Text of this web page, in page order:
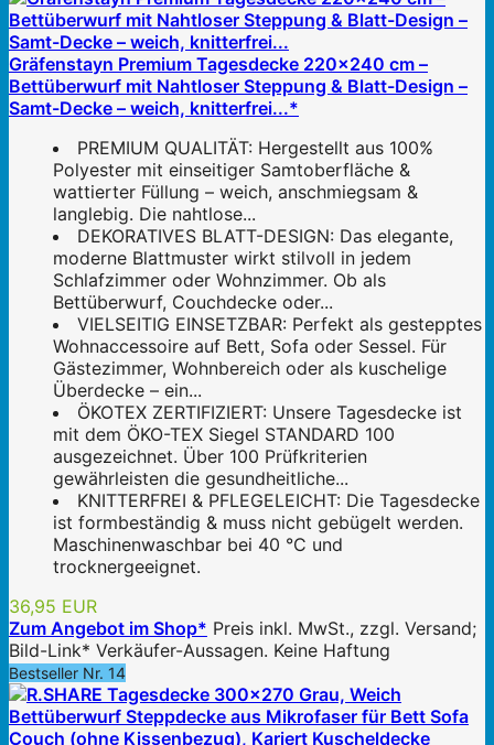
Gräfenstayn Premium Tagesdecke 220x240 cm –
Bettüberwurf mit Nahtloser Steppung & Blatt-Design –
Samt-Decke – weich, knitterfrei...*
PREMIUM QUALITÄT: Hergestellt aus 100%
Polyester mit einseitiger Samtoberfläche &
wattierter Füllung – weich, anschmiegsam &
langlebig. Die nahtlose...
DEKORATIVES BLATT-DESIGN: Das elegante,
moderne Blattmuster wirkt stilvoll in jedem
Schlafzimmer oder Wohnzimmer. Ob als
Bettüberwurf, Couchdecke oder...
VIELSEITIG EINSETZBAR: Perfekt als gestepptes
Wohnaccessoire auf Bett, Sofa oder Sessel. Für
Gästezimmer, Wohnbereich oder als kuschelige
Überdecke – ein...
ÖKOTEX ZERTIFIZIERT: Unsere Tagesdecke ist
mit dem ÖKO-TEX Siegel STANDARD 100
ausgezeichnet. Über 100 Prüfkriterien
gewährleisten die gesundheitliche...
KNITTERFREI & PFLEGELEICHT: Die Tagesdecke
ist formbeständig & muss nicht gebügelt werden.
Maschinenwaschbar bei 40 °C und
trocknergeeignet.
36,95 EUR
Zum Angebot im Shop* Preis inkl. MwSt., zzgl. Versand;
Bild-Link* Verkäufer-Aussagen. Keine Haftung
Bestseller Nr. 14